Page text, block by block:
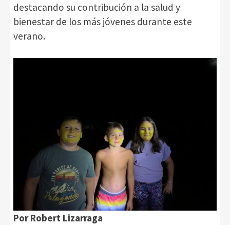
destacando su contribución a la salud y
bienestar de los más jóvenes durante este
verano.
Por Robert Lizarraga